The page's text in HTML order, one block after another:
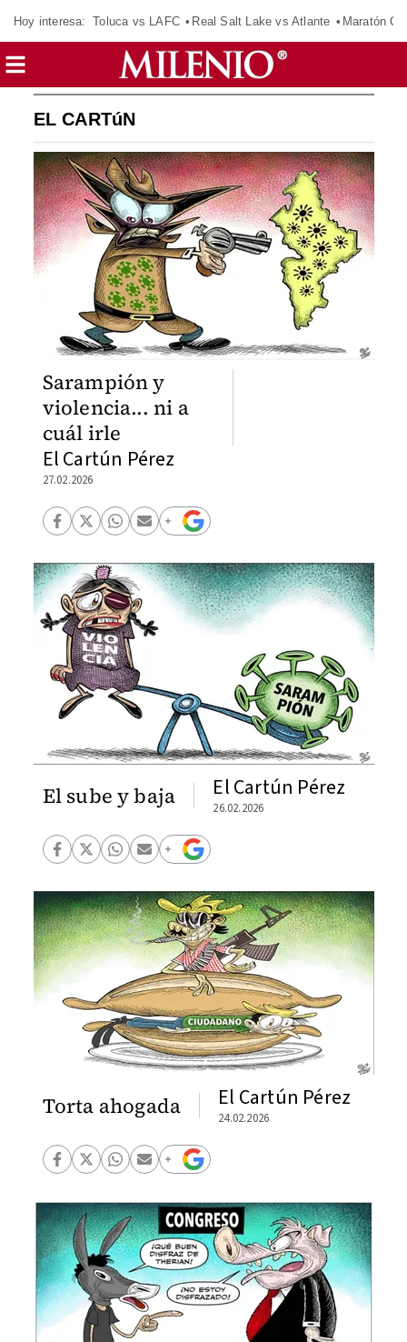
Hoy interesa: Toluca vs LAFC Real Salt Lake vs Atlante Maratón
EL CARTúN
Sarampión y
violencia... ni a
cuál irle
El Cartún Pérez
27.02.2026
El sube y baja El Cartún Pérez
26.02.2026
Torta ahogada El Cartún Pérez
24.02.2026